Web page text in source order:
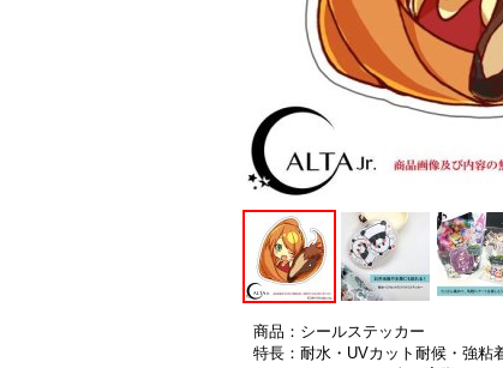
商品：シールステッカー
特長：耐水・UVカット耐候・強粘